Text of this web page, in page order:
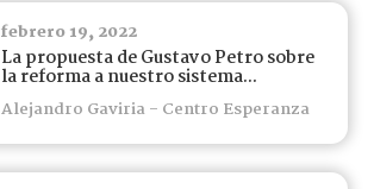
febrero 19, 2022
La propuesta de Gustavo Petro sobre
la reforma a nuestro sistema...
Alejandro Gaviria - Centro Esperanza